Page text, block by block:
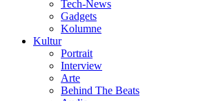
Tech-News
Gadgets
Kolumne
Kultur
Portrait
Interview
Arte
Behind The Beats